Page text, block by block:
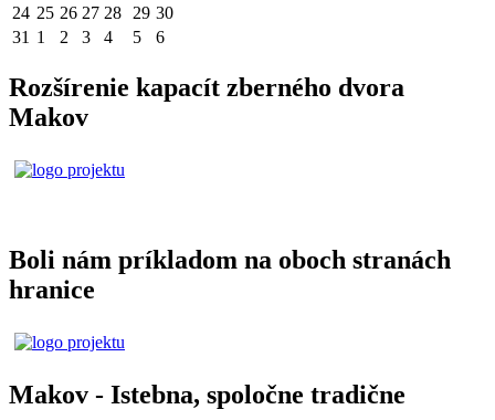
24 25 26 27 28 29 30
31 1 2 3 4 5 6
Rozšírenie kapacít zberného dvora
Makov
Boli nám príkladom na oboch stranách
hranice
Makov - Istebna, spoločne tradične